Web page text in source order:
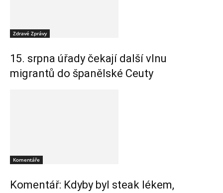
Zdravé Zprávy
15. srpna úřady čekají další vlnu
migrantů do španělské Ceuty
Komentáře
Komentář: Kdyby byl steak lékem,